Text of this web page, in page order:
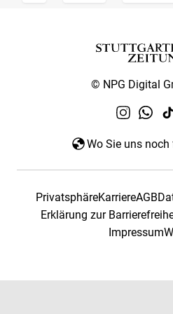
© NPG Digital
Wo Sie uns
PrivatsphäreKarriereAGB
Erklärung zur
Impressum